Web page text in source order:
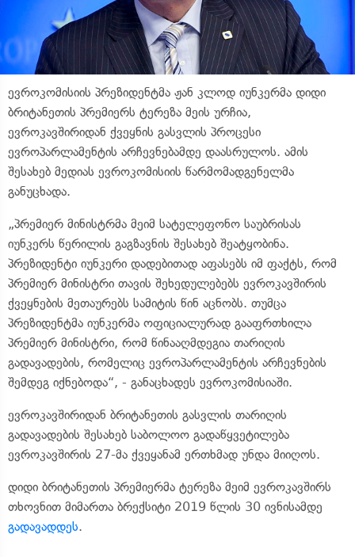
ევროკომისიის პრეზიდენტმა ჟან კლოდ იუნკერმა დიდი
ბრიტანეთის პრემიერს ტერეზა მეის ურჩია,
ევროკავშირიდან ქვეყნის გასვლის პროცესი
ევროპარლამენტის არჩევნებამდე დაასრულოს. ამის
შესახებ მედიას ევროკომისიის წარმომადგენელმა
განუცხადა.
„პრემიერ მინისტრმა მეიმ სატელეფონო საუბრისას
იუნკერს წერილის გაგზავნის შესახებ შეატყობინა.
პრეზიდენტი იუნკერი დადებითად აფასებს იმ ფაქტს, რომ
პრემიერ მინისტრი თავის შეხედულებებს ევროკავშირის
ქვეყნების მეთაურებს სამიტის წინ აცნობს. თუმცა
პრეზიდენტმა იუნკერმა ოფიციალურად გააფრთხილა
პრემიერ მინისტრი, რომ წინააღმდეგია თარიღის
გადავადების, რომელიც ევროპარლამენტის არჩევნების
შემდეგ იქნებოდა“, - განაცხადეს ევროკომისიაში.
ევროკავშირიდან ბრიტანეთის გასვლის თარიღის
გადავადების შესახებ საბოლოო გადაწყვეტილება
ევროკავშირის 27-მა ქვეყანამ ერთხმად უნდა მიიღოს.
დიდი ბრიტანეთის პრემიერმა ტერეზა მეიმ ევროკავშირს
თხოვნით მიმართა ბრექსიტი 2019 წლის 30 ივნისამდე
გადავადდეს.